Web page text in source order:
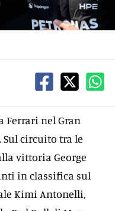
Ferrari nel Gran
Sul circuito tra le
vittoria George
in classifica sul
Kimi Antonelli,